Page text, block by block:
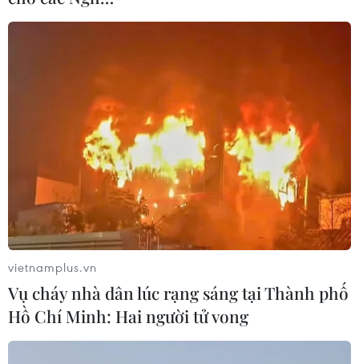
giám sát trường mầm non, mặc dù công nghệ có
phải được đào tạo để tránh tai nạn.
Bà cho rằng nên ứng dụng công nghệ thông tin
trong xử lý các thủ tục giấy tờ và các công việc
khác nhằm giảm gánh nặng cho nhân viên nhà
trẻ, giúp họ có nhiều thời gian tương tác với trẻ
hơn./.
(TTXVN/Vietnam+)
vietnamplus.vn
Vụ cháy nhà dân lúc rạng sáng tại Thành phố
Hồ Chí Minh: Hai người tử vong